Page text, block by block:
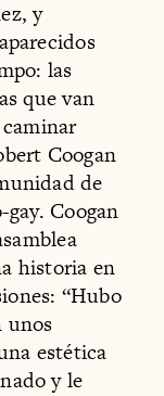
y
las
que van
Coogan
de
Coogan
historia en
“Hubo
unos
estética
y le